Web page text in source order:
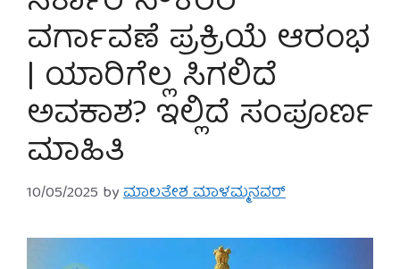
ವರ್ಗಾವಣೆ ಪ್ರಕ್ರಿಯೆ ಆರಂಭ
| ಯಾರಿಗೆಲ್ಲ ಸಿಗಲಿದೆ
ಅವಕಾಶ? ಇಲ್ಲಿದೆ ಸಂಪೂರ್ಣ
ಮಾಹಿತಿ
10/05/2025 byಮಾಲತೇಶ ಮಾಳಮ್ಮನವರ್